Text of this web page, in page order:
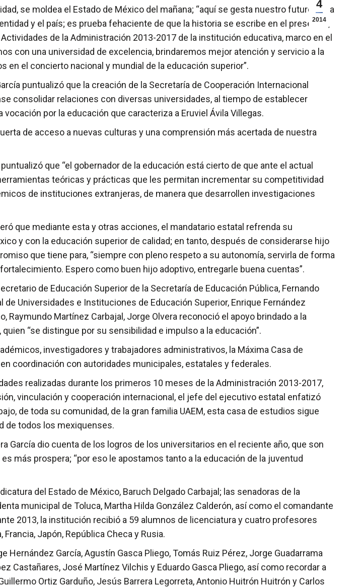
4
2014
se moldea el Estado de México del mañana; “aquí se gesta nuestro futuro. Esta
y el país; es prueba fehaciente de que la historia se escribe en el presente”,
de la Administración 2013-2017 de la institución educativa, marco en el
con una universidad de excelencia, brindaremos mejor atención y servicio a la
el concierto nacional y mundial de la educación superior”.
puntualizó que la creación de la Secretaría de Cooperación Internacional
consolidar relaciones con diversas universidades, al tiempo de establecer
por la educación que caracteriza a Eruviel Ávila Villegas.
de acceso a nuevas culturas y una comprensión más acertada de nuestra
que “el gobernador de la educación está cierto de que ante el actual
teóricas y prácticas que les permitan incrementar su competitividad
de instituciones extranjeras, de manera que desarrollen investigaciones
que mediante esta y otras acciones, el mandatario estatal refrenda su
y con la educación superior de calidad; en tanto, después de considerarse hijo
que tiene para, “siempre con pleno respeto a su autonomía, servirla de forma
Espero como buen hijo adoptivo, entregarle buena cuentas”.
de Educación Superior de la Secretaría de Educación Pública, Fernando
Universidades e Instituciones de Educación Superior, Enrique Fernández
Martínez Carbajal, Jorge Olvera reconoció el apoyo brindado a la
“se distingue por su sensibilidad e impulso a la educación”.
investigadores y trabajadores administrativos, la Máxima Casa de
coordinación con autoridades municipales, estatales y federales.
realizadas durante los primeros 10 meses de la Administración 2013-2017,
vinculación y cooperación internacional, el jefe del ejecutivo estatal enfatizó
de toda su comunidad, de la gran familia UAEM, esta casa de estudios sigue
de todos los mexiquenses.
García dio cuenta de los logros de los universitarios en el reciente año, que son
más prospera; “por eso le apostamos tanto a la educación de la juventud
del Estado de México, Baruch Delgado Carbajal; las senadoras de la
municipal de Toluca, Martha Hilda González Calderón, así como el comandante
2013, la institución recibió a 59 alumnos de licenciatura y cuatro profesores
Japón, República Checa y Rusia.
García, Agustín Gasca Pliego, Tomás Ruiz Pérez, Jorge Guadarrama
Castañares, José Martínez Vilchis y Eduardo Gasca Pliego, así como recordar a
Ortiz Garduño, Jesús Barrera Legorreta, Antonio Huitrón Huitrón y Carlos